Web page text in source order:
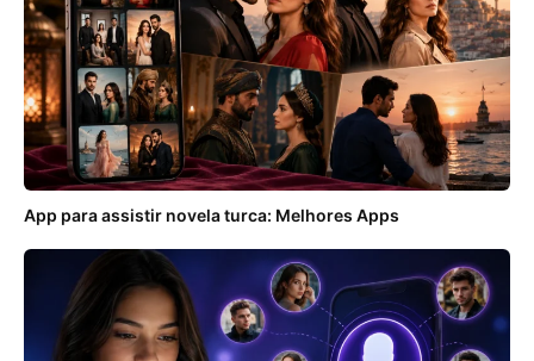
App para assistir novela turca: Melhores Apps